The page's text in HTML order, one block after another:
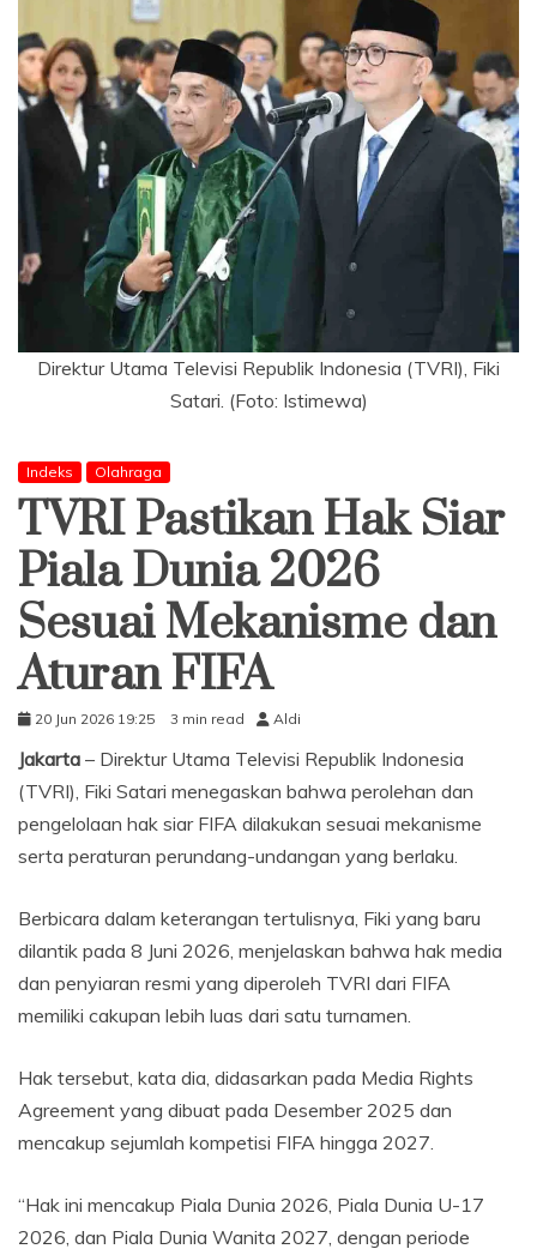
Direktur Utama Televisi Republik Indonesia (TVRI), Fiki
Satari. (Foto: Istimewa)
Indeks Olahraga
TVRI Pastikan Hak Siar
Piala Dunia 2026
Sesuai Mekanisme dan
Aturan FIFA
20 Jun 2026 19:25 3 min read Aldi
Jakarta – Direktur Utama Televisi Republik Indonesia
(TVRI), Fiki Satari menegaskan bahwa perolehan dan
pengelolaan hak siar FIFA dilakukan sesuai mekanisme
serta peraturan perundang-undangan yang berlaku.
Berbicara dalam keterangan tertulisnya, Fiki yang baru
dilantik pada 8 Juni 2026, menjelaskan bahwa hak media
dan penyiaran resmi yang diperoleh TVRI dari FIFA
memiliki cakupan lebih luas dari satu turnamen.
Hak tersebut, kata dia, didasarkan pada Media Rights
Agreement yang dibuat pada Desember 2025 dan
mencakup sejumlah kompetisi FIFA hingga 2027.
“Hak ini mencakup Piala Dunia 2026, Piala Dunia U-17
2026, dan Piala Dunia Wanita 2027, dengan periode